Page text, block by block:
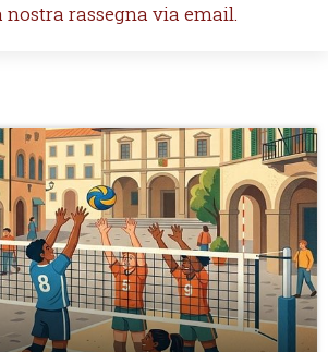
rassegna via email.